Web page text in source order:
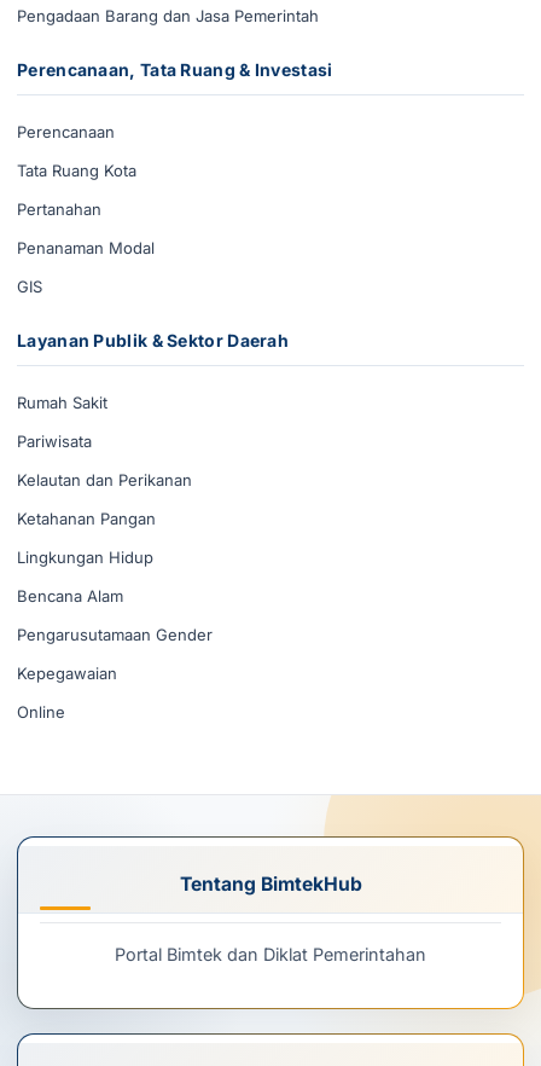
Pengadaan Barang dan Jasa Pemerintah
Perencanaan, Tata Ruang & Investasi
Perencanaan
Tata Ruang Kota
Pertanahan
Penanaman Modal
GIS
Layanan Publik & Sektor Daerah
Rumah Sakit
Pariwisata
Kelautan dan Perikanan
Ketahanan Pangan
Lingkungan Hidup
Bencana Alam
Pengarusutamaan Gender
Kepegawaian
Online
Tentang BimtekHub
Portal Bimtek dan Diklat Pemerintahan